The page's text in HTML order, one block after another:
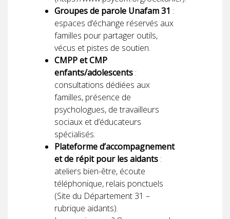
Groupes de parole Unafam 31 :
espaces d’échange réservés aux
familles pour partager outils,
vécus et pistes de soutien.
CMPP et CMP
enfants/adolescents :
consultations dédiées aux
familles, présence de
psychologues, de travailleurs
sociaux et d’éducateurs
spécialisés.
Plateforme d’accompagnement
et de répit pour les aidants :
ateliers bien-être, écoute
téléphonique, relais ponctuels
(Site du Département 31 –
rubrique aidants).